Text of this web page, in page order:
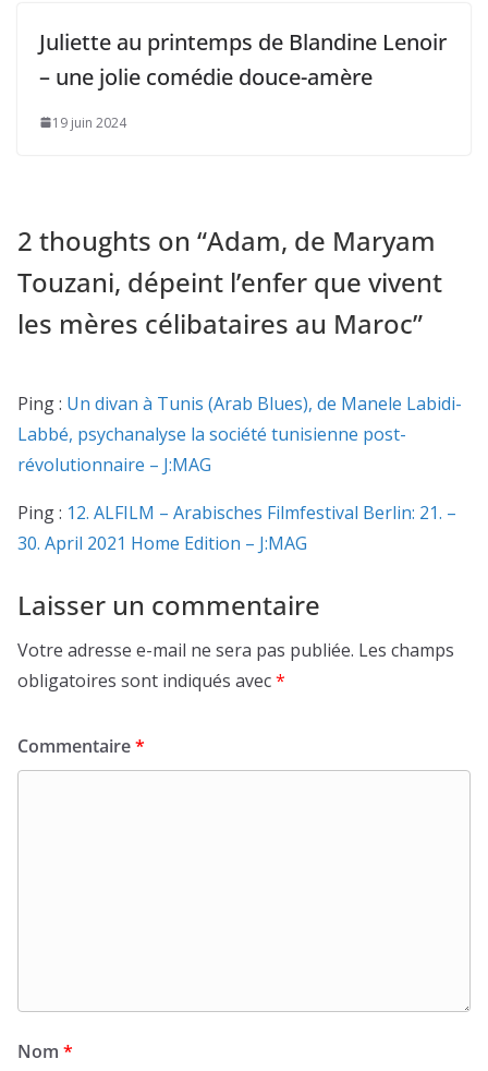
Juliette au printemps de Blandine Lenoir
– une jolie comédie douce-amère
19 juin 2024
2 thoughts on “Adam, de Maryam
Touzani, dépeint l’enfer que vivent
les mères célibataires au Maroc”
Ping : Un divan à Tunis (Arab Blues), de Manele Labidi-
Labbé, psychanalyse la société tunisienne post-
révolutionnaire – J:MAG
Ping : 12. ALFILM – Arabisches Filmfestival Berlin: 21. –
30. April 2021 Home Edition – J:MAG
Laisser un commentaire
Votre adresse e-mail ne sera pas publiée. Les champs
obligatoires sont indiqués avec*
Commentaire*
Nom *